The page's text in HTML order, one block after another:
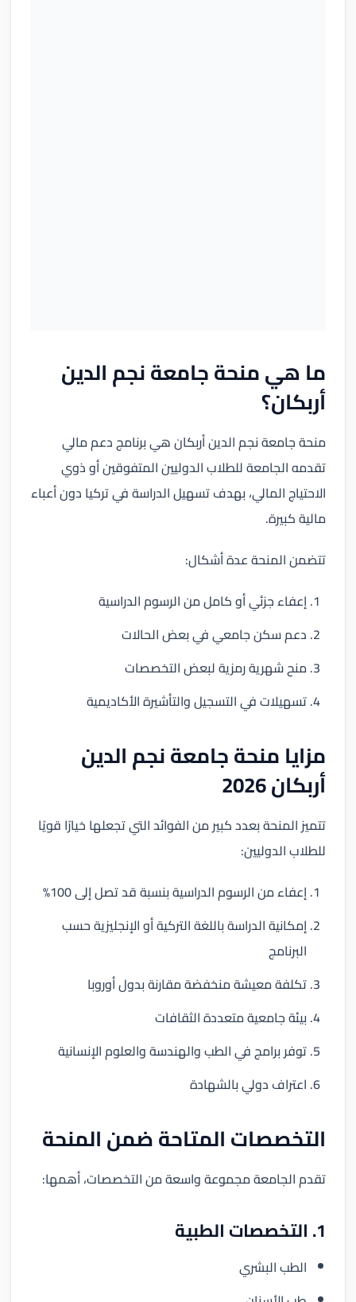
ما هي منحة جامعة نجم الدين
أربكان؟
منحة جامعة نجم الدين أربكان هي برنامج دعم مالي
تقدمه الجامعة للطلاب الدوليين المتفوقين أو ذوي
الاحتياج المالي، بهدف تسهيل الدراسة في تركيا دون أعباء
مالية كبيرة.
تتضمن المنحة عدة أشكال:
إعفاء جزئي أو كامل من الرسوم الدراسية
دعم سكن جامعي في بعض الحالات
منح شهرية رمزية لبعض التخصصات
تسهيلات في التسجيل والتأشيرة الأكاديمية
مزايا منحة جامعة نجم الدين
أربكان 2026
تتميز المنحة بعدد كبير من الفوائد التي تجعلها خيارًا قويًا
للطلاب الدوليين:
إعفاء من الرسوم الدراسية بنسبة قد تصل إلى 100%
إمكانية الدراسة باللغة التركية أو الإنجليزية حسب
البرنامج
تكلفة معيشة منخفضة مقارنة بدول أوروبا
بيئة جامعية متعددة الثقافات
توفر برامج في الطب والهندسة والعلوم الإنسانية
اعتراف دولي بالشهادة
التخصصات المتاحة ضمن المنحة
تقدم الجامعة مجموعة واسعة من التخصصات، أهمها:
1. التخصصات الطبية
الطب البشري